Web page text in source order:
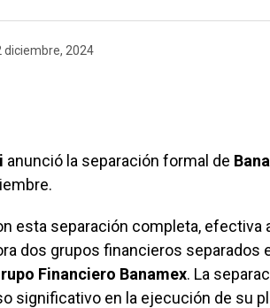
diciembre, 2024
anunció la separación formal de
esta separación completa, efectiva
dos grupos financieros separados
Financiero Banamex. La
significativo en la ejecución de su